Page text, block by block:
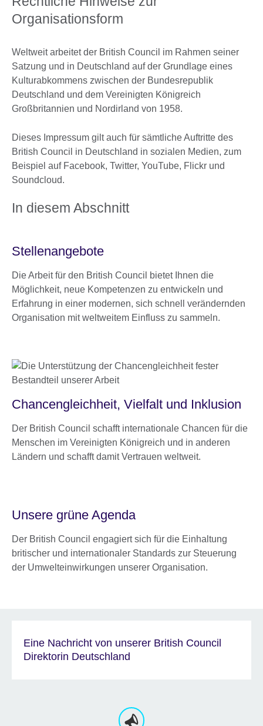
Organisationsform
Weltweit arbeitet der British Council im Rahmen seiner
Satzung und in Deutschland auf der Grundlage eines
Kulturabkommens zwischen der Bundesrepublik
Deutschland und dem Vereinigten Königreich
Großbritannien und Nordirland von 1958.
Dieses Impressum gilt auch für sämtliche Auftritte des
British Council in Deutschland in sozialen Medien, zum
Beispiel auf Facebook, Twitter, YouTube, Flickr und
Soundcloud.
In diesem Abschnitt
Stellenangebote
Die Arbeit für den British Council bietet Ihnen die
Möglichkeit, neue Kompetenzen zu entwickeln und
Erfahrung in einer modernen, sich schnell verändernden
Organisation mit weltweitem Einfluss zu sammeln.
Chancengleichheit, Vielfalt und Inklusion
Der British Council schafft internationale Chancen für die
Menschen im Vereinigten Königreich und in anderen
Ländern und schafft damit Vertrauen weltweit.
Unsere grüne Agenda
Der British Council engagiert sich für die Einhaltung
britischer und internationaler Standards zur Steuerung
der Umwelteinwirkungen unserer Organisation.
Eine Nachricht von unserer British Council
Direktorin Deutschland